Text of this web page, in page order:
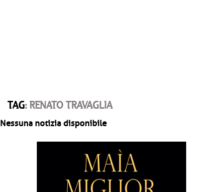
TAG: RENATO TRAVAGLIA
Nessuna notizia disponibile